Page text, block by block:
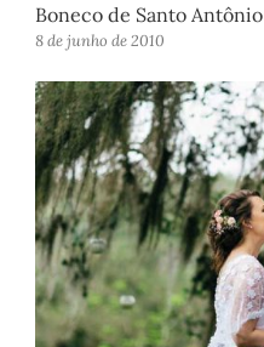
Boneco de Santo Antônio
8 de junho de 2010